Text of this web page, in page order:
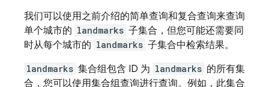
我们可以使用之前介绍的简单查询和复合查询来查询
单个城市的 landmarks 子集合，但您可能还需要同
时从每个城市的 landmarks 子集合中检索结果。
landmarks 集合组包含 ID 为 landmarks 的所有集
合，您可以使用集合组查询进行查询。例如，此集合